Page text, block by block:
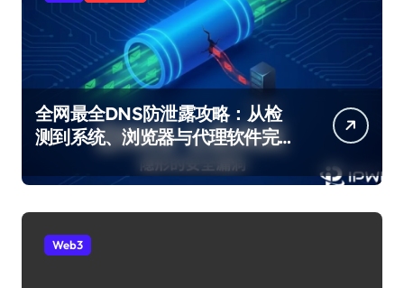
全网最全DNS防泄露攻略：从检
测到系统、浏览器与代理软件完
Web3